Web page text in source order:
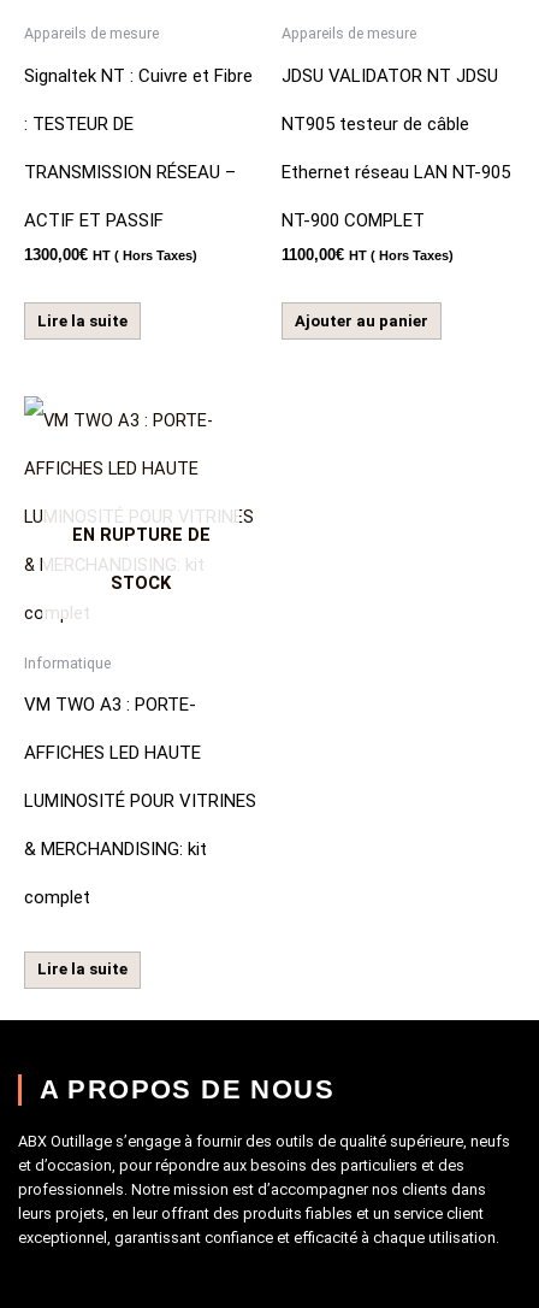
Appareils de mesure
Signaltek NT : Cuivre et Fibre
: TESTEUR DE
TRANSMISSION RÉSEAU –
ACTIF ET PASSIF
1300,00€ HT ( Hors Taxes)
Lire la suite
Appareils de mesure
JDSU VALIDATOR NT JDSU
NT905 testeur de câble
Ethernet réseau LAN NT-905
NT-900 COMPLET
1100,00€ HT ( Hors Taxes)
Ajouter au panier
EN RUPTURE DE
STOCK
Informatique
VM TWO A3 : PORTE-
AFFICHES LED HAUTE
LUMINOSITÉ POUR VITRINES
& MERCHANDISING: kit
complet
Lire la suite
A PROPOS DE NOUS
ABX Outillage s’engage à fournir des outils de qualité supérieure, neufs
et d’occasion, pour répondre aux besoins des particuliers et des
professionnels. Notre mission est d’accompagner nos clients dans
leurs projets, en leur offrant des produits fiables et un service client
exceptionnel, garantissant confiance et efficacité à chaque utilisation.